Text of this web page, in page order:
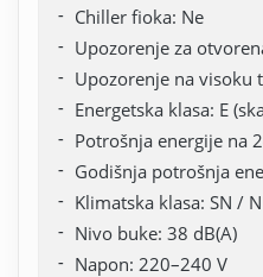
Chiller fioka: Ne
Upozorenje za
Upozorenje na visoku
Energetska klasa: E
Potrošnja energije na
Godišnja potrošnja
Klimatska klasa: SN /
Nivo buke: 38 dB(A)
Napon: 220–240 V